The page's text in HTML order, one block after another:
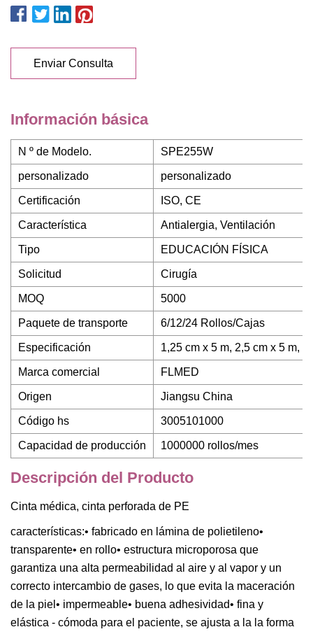
Enviar Consulta
Información básica
N º de Modelo. SPE255W
personalizado personalizado
Certificación ISO, CE
Característica Antialergia, Ventilación
Tipo EDUCACIÓN FÍSICA
Solicitud Cirugía
MOQ 5000
Paquete de transporte 6/12/24 Rollos/Cajas
Especificación 1,25 cm x 5 m, 2,5 cm x 5 m,
Marca comercial FLMED
Origen Jiangsu China
Código hs 3005101000
Capacidad de producción 1000000 rollos/mes
Descripción del Producto
Cinta médica, cinta perforada de PE
características:• fabricado en lámina de polietileno•
transparente• en rollo• estructura microporosa que
garantiza una alta permeabilidad al aire y al vapor y un
correcto intercambio de gases, lo que evita la maceración
de la piel• impermeable• buena adhesividad• fina y
elástica - cómoda para el paciente, se ajusta a la la forma